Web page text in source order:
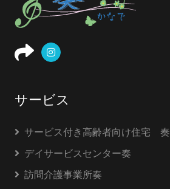
サービス
サービス付き高齢者向け住宅 奏
デイサービスセンター奏
訪問介護事業所奏